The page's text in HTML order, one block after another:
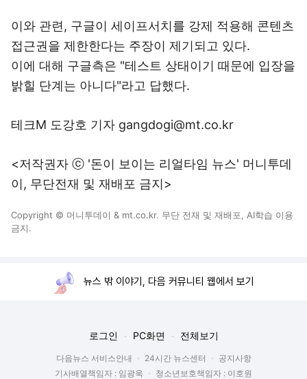
이와 관련, 구글이 세이프서치를 강제 적용해 콘텐츠
접근권을 제한한다는 주장이 제기되고 있다.
이에 대해 구글측은 "테스트 상태이기 때문에 입장을
밝힐 단계는 아니다"라고 답했다.
테크M 도강호 기자 gangdogi@mt.co.kr
<저작권자 ⓒ '돈이 보이는 리얼타임 뉴스' 머니투데
이, 무단전재 및 재배포 금지>
Copyright © 머니투데이 & mt.co.kr. 무단 전재 및 재배포, AI학습 이용
금지.
뉴스 밖 이야기, 다음 커뮤니티 웹에서 보기
로그인 PC화면 전체보기
다음뉴스 서비스안내 24시간 뉴스센터
공지사항
기사배열책임자 : 임광욱
청소년보호책임자 : 이호원